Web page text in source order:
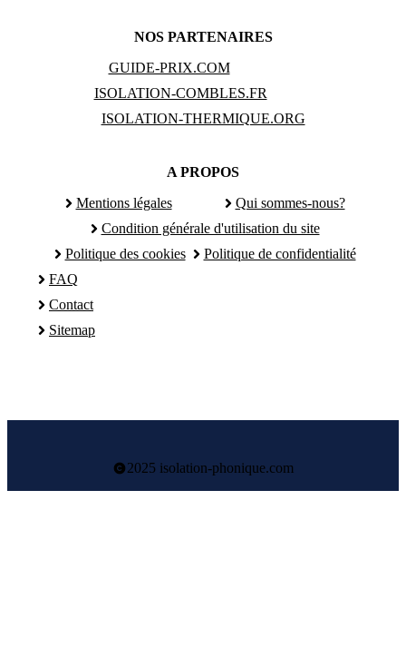
NOS PARTENAIRES
GUIDE-PRIX.COM
ISOLATION-COMBLES.FR
ISOLATION-THERMIQUE.ORG
A PROPOS
Mentions légales
Qui sommes-nous?
Condition générale d'utilisation du site
Politique des cookies
Politique de confidentialité
FAQ
Contact
Sitemap
2025 isolation-phonique.com